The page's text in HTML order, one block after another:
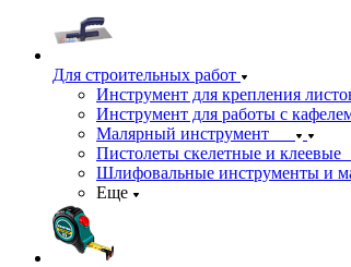
Для строительных работ
Инструмент для крепления
Инструмент для работы с
Малярный инструмент
Пистолеты скелетные и клеевые
Шлифовальные инструменты и
Еще